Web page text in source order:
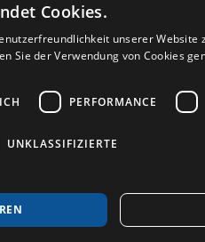
Cookies.
unserer Website
Sie der Verwendung von Cookies
PERFORMANCE
UNKLASSIFIZIERTE